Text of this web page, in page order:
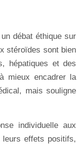
débat éthique sur
stéroïdes sont bien
hépatiques et des
mieux encadrer la
mais souligne
individuelle aux
effets positifs,